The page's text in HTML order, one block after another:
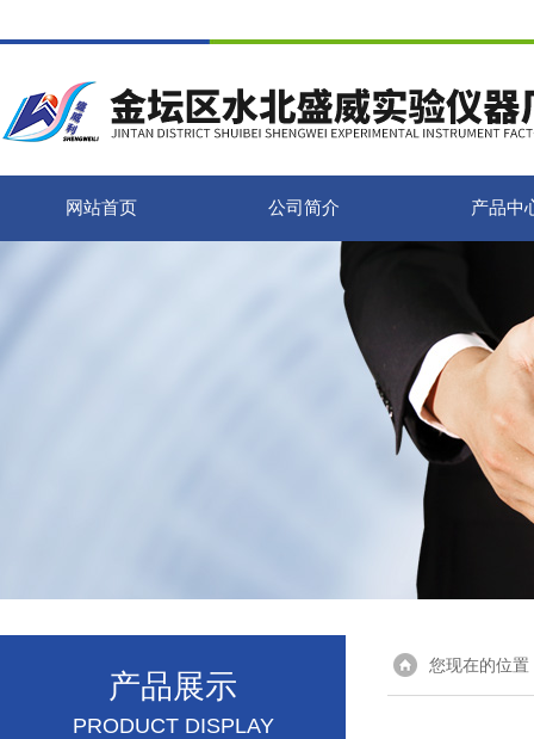
网站首页 公司简介 产品中
产品展示
PRODUCT DISPLAY
您现在的位置